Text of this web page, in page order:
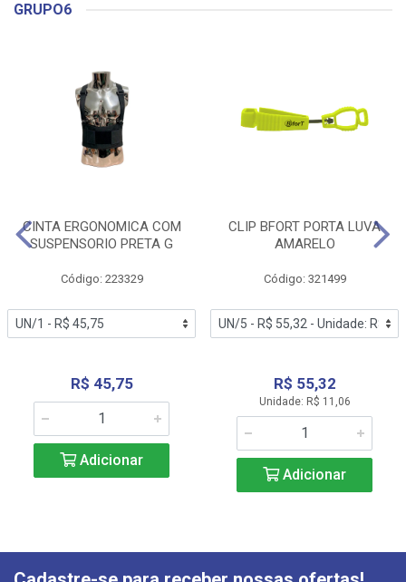
GRUPO6
CINTA ERGONOMICA COM
SUSPENSORIO PRETA G
Código: 223329
R$ 45,75
Adicionar
CLIP BFORT PORTA LUVA
AMARELO
Código: 321499
R$ 55,32
Unidade: R$ 11,06
Adicionar